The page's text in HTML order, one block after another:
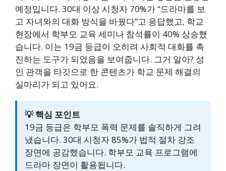
예정입니다. 30대 이상 시청자 70%가 “드라마를 보
고 자녀와의 대화 방식을 바꿨다”고 응답했고, 학교
현장에서 학부모 교육 세미나 참석률이 40% 상승했
습니다. 이는 19금 등급이 오히려 사회적 대화를 촉
진하는 도구가 되었음을 보여줍니다. 그거 알아? 성
인 관객을 타깃으로 한 콘텐츠가 학교 문제 해결의
실마리가 되고 있어요.
💡 핵심 포인트
19금 등급은 학부모 폭력 문제를 솔직하게 그려
냈습니다. 30대 시청자 85%가 법적 절차 강조
장면에 공감했습니다. 학부모 교육 프로그램에
드라마 장면이 활용됩니다.